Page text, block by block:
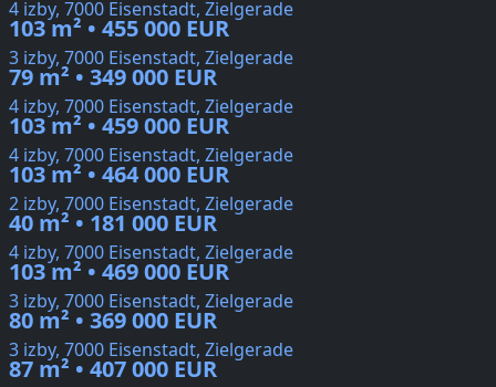
4 izby, 7000 Eisenstadt, Zielgerade
103 m² • 455 000 EUR
3 izby, 7000 Eisenstadt, Zielgerade
79 m² • 349 000 EUR
4 izby, 7000 Eisenstadt, Zielgerade
103 m² • 459 000 EUR
4 izby, 7000 Eisenstadt, Zielgerade
103 m² • 464 000 EUR
2 izby, 7000 Eisenstadt, Zielgerade
40 m² • 181 000 EUR
4 izby, 7000 Eisenstadt, Zielgerade
103 m² • 469 000 EUR
3 izby, 7000 Eisenstadt, Zielgerade
80 m² • 369 000 EUR
3 izby, 7000 Eisenstadt, Zielgerade
87 m² • 407 000 EUR